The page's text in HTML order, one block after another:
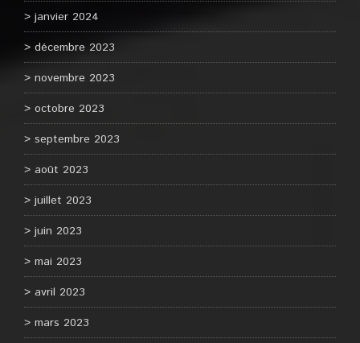
janvier 2024
décembre 2023
novembre 2023
octobre 2023
septembre 2023
août 2023
juillet 2023
juin 2023
mai 2023
avril 2023
mars 2023